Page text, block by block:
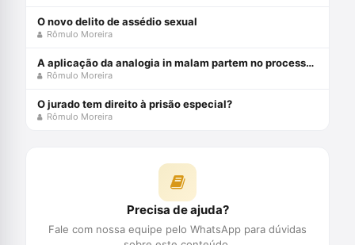
O novo delito de assédio sexual
Rômulo Moreira
A aplicação da analogia in malam partem no processo penal brasileiro
Rômulo Moreira
O jurado tem direito à prisão especial?
Rômulo Moreira
Precisa de ajuda?
Fale com nossa equipe pelo WhatsApp para dúvidas